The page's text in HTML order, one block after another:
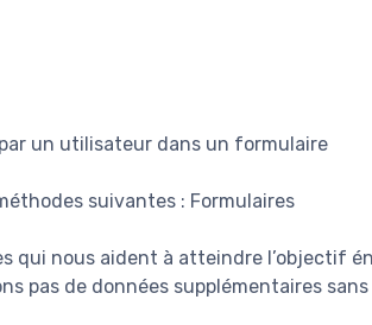
un utilisateur dans un formulaire
suivantes : Formulaires
qui nous aident à atteindre l’objectif
pas de données supplémentaires sans